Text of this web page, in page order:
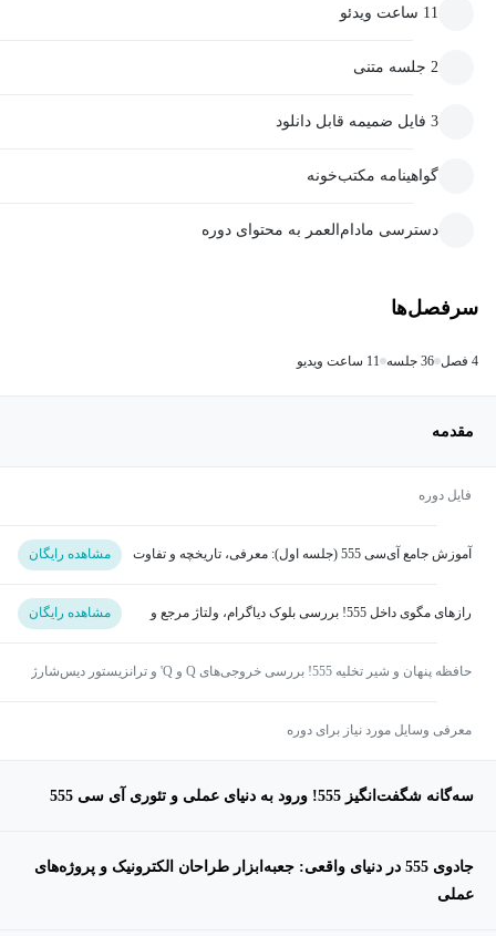
11 ساعت ویدئو
2 جلسه متنی
3 فایل ضمیمه قابل دانلود
گواهینامه مکتب‌خونه
دسترسی مادام‌العمر به محتوای دوره
سرفصل‌ها
4 فصل 36 جلسه 11 ساعت ویدیو
مقدمه
فایل دوره
آموزش جامع آی‌سی 555 (جلسه اول): معرفی، تاریخچه و تفاوت
مشاهده رایگان
رازهای مگوی داخل 555! بررسی بلوک دیاگرام، ولتاژ مرجع و
مشاهده رایگان
حافظه پنهان و شیر تخلیه 555! بررسی خروجی‌های Q و Q' و ترانزیستور دیس‌شارژ
معرفی وسایل مورد نیاز برای دوره
سه‌گانه شگفت‌انگیز 555! ورود به دنیای عملی و تئوری آی سی 555
جادوی 555 در دنیای واقعی: جعبه‌ابزار طراحان الکترونیک و پروژه‌های
عملی